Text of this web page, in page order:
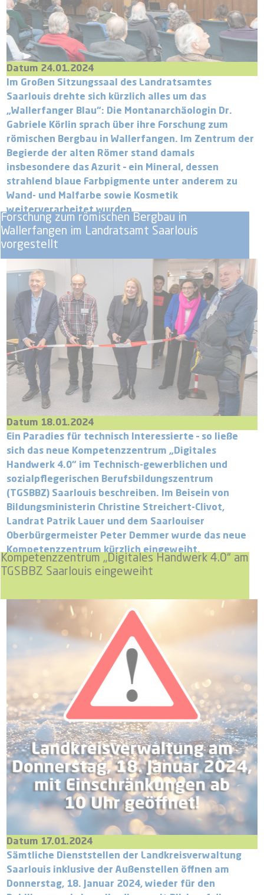
Forschung zum römischen Bergbau in
Wallerfangen im Landratsamt Saarlouis
vorgestellt
Datum 24.01.2024
Im Großen Sitzungssaal des Landratsamtes
Saarlouis drehte sich kürzlich alles um das
„Wallerfanger Blau“: Die Montanarchäologin Dr.
Gabriele Körlin sprach über ihre Forschung zum
römischen Bergbau in Wallerfangen. Im Zentrum der
Begierde der alten Römer stand damals
insbesondere das Azurit – ein Mineral, dessen
strahlend blaue Farbpigmente unter anderem zu
Wand- und Malfarbe sowie Kosmetik
weiterverarbeitet wurden.
Kompetenzzentrum „Digitales Handwerk 4.0“ am
TGSBBZ Saarlouis eingeweiht
Datum 18.01.2024
Ein Paradies für technisch Interessierte – so ließe
sich das neue Kompetenzzentrum „Digitales
Handwerk 4.0“ im Technisch-gewerblichen und
sozialpflegerischen Berufsbildungszentrum
(TGSBBZ) Saarlouis beschreiben. Im Beisein von
Bildungsministerin Christine Streichert-Clivot,
Landrat Patrik Lauer und dem Saarlouiser
Oberbürgermeister Peter Demmer wurde das neue
Kompetenzzentrum kürzlich eingeweiht.
Datum 17.01.2024
Sämtliche Dienststellen der Landkreisverwaltung
Saarlouis inklusive der Außenstellen öffnen am
Donnerstag, 18. Januar 2024, wieder für den